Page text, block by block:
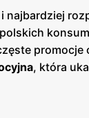
najbardziej
, która
oferty i